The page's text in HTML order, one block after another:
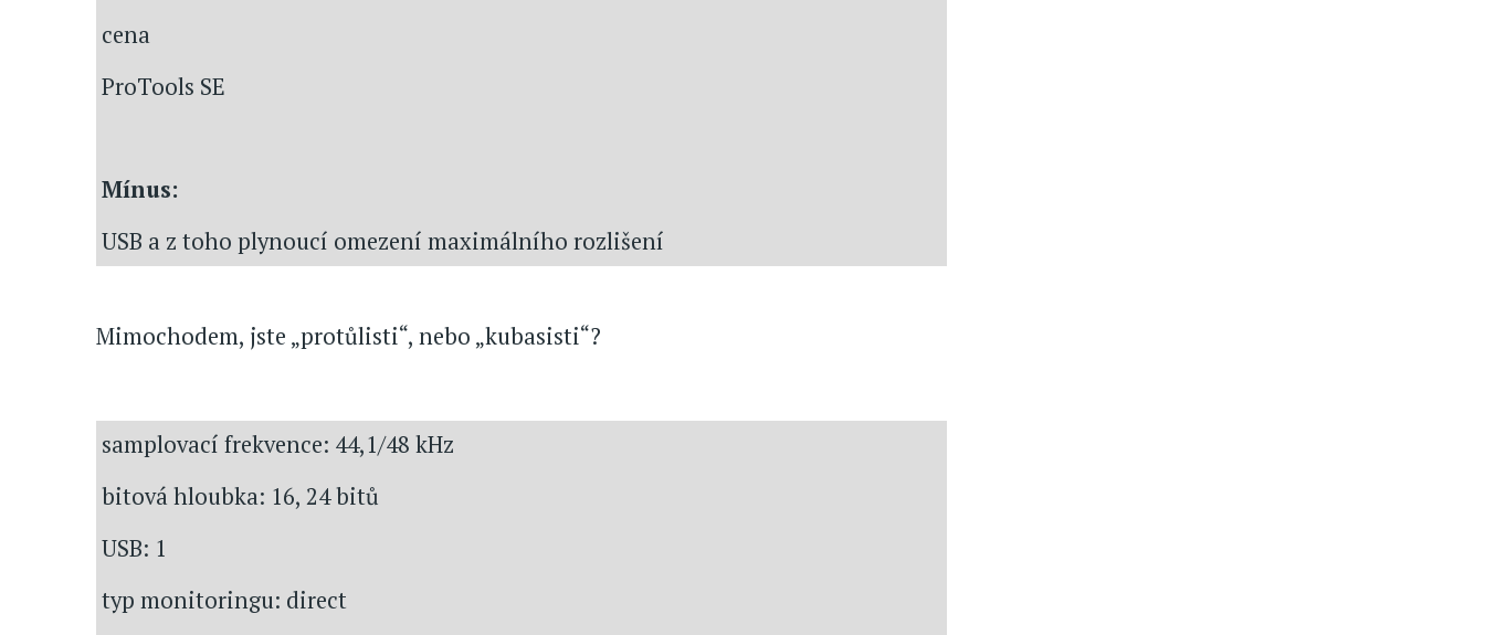
cena
ProTools SE
Mínus:
USB a z toho plynoucí omezení maximálního rozlišení
Mimochodem, jste „protůlisti“, nebo „kubasisti“?
samplovací frekvence: 44,1/48 kHz
bitová hloubka: 16, 24 bitů
USB: 1
typ monitoringu: direct